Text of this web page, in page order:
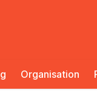
Organisation